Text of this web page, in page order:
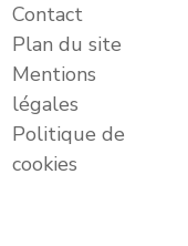
Contact
Plan du site
Mentions
légales
Politique de
cookies